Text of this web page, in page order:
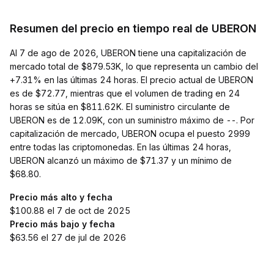
Resumen del precio en tiempo real de UBERON
Al 7 de ago de 2026, UBERON tiene una capitalización de
mercado total de $879.53K, lo que representa un cambio del
+7.31% en las últimas 24 horas. El precio actual de UBERON
es de $72.77, mientras que el volumen de trading en 24
horas se sitúa en $811.62K. El suministro circulante de
UBERON es de 12.09K, con un suministro máximo de --. Por
capitalización de mercado, UBERON ocupa el puesto 2999
entre todas las criptomonedas. En las últimas 24 horas,
UBERON alcanzó un máximo de $71.37 y un mínimo de
$68.80.
Precio más alto y fecha
$100.88 el 7 de oct de 2025
Precio más bajo y fecha
$63.56 el 27 de jul de 2026